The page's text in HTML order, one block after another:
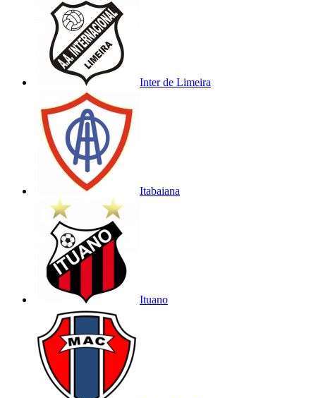
Inter de Limeira
Itabaiana
Ituano